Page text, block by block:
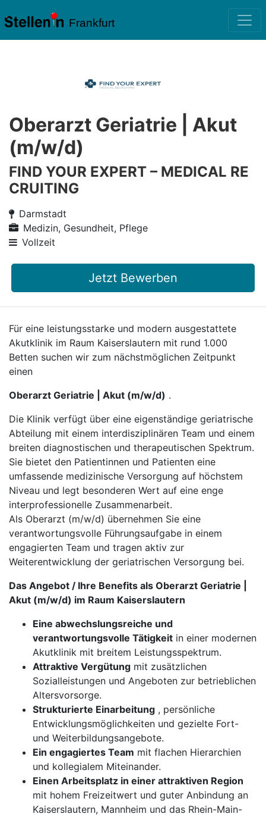
Frankfurt
Oberarzt Geriatrie | Akut
(m/w/d)
FIND YOUR EXPERT – MEDICAL RE
CRUITING
Darmstadt
Medizin, Gesundheit, Pflege
Vollzeit
Jetzt Bewerben
Für eine leistungsstarke und modern ausgestattete
Akutklinik im Raum Kaiserslautern mit rund 1.000
Betten suchen wir zum nächstmöglichen Zeitpunkt
einen
Oberarzt Geriatrie | Akut (m/w/d) .
Die Klinik verfügt über eine eigenständige geriatrische
Abteilung mit einem interdisziplinären Team und einem
breiten diagnostischen und therapeutischen Spektrum.
Sie bietet den Patientinnen und Patienten eine
umfassende medizinische Versorgung auf höchstem
Niveau und legt besonderen Wert auf eine enge
interprofessionelle Zusammenarbeit.
Als Oberarzt (m/w/d) übernehmen Sie eine
verantwortungsvolle Führungsaufgabe in einem
engagierten Team und tragen aktiv zur
Weiterentwicklung der geriatrischen Versorgung bei.
Das Angebot / Ihre Benefits als Oberarzt Geriatrie |
Akut (m/w/d) im Raum Kaiserslautern
Eine abwechslungsreiche und
verantwortungsvolle Tätigkeit in einer modernen
Akutklinik mit breitem Leistungsspektrum.
Attraktive Vergütung mit zusätzlichen
Sozialleistungen und Angeboten zur betrieblichen
Altersvorsorge.
Strukturierte Einarbeitung , persönliche
Entwicklungsmöglichkeiten und gezielte Fort-
und Weiterbildungsangebote.
Ein engagiertes Team mit flachen Hierarchien
und kollegialem Miteinander.
Einen Arbeitsplatz in einer attraktiven Region
mit hohem Freizeitwert und guter Anbindung an
Kaiserslautern, Mannheim und das Rhein-Main-